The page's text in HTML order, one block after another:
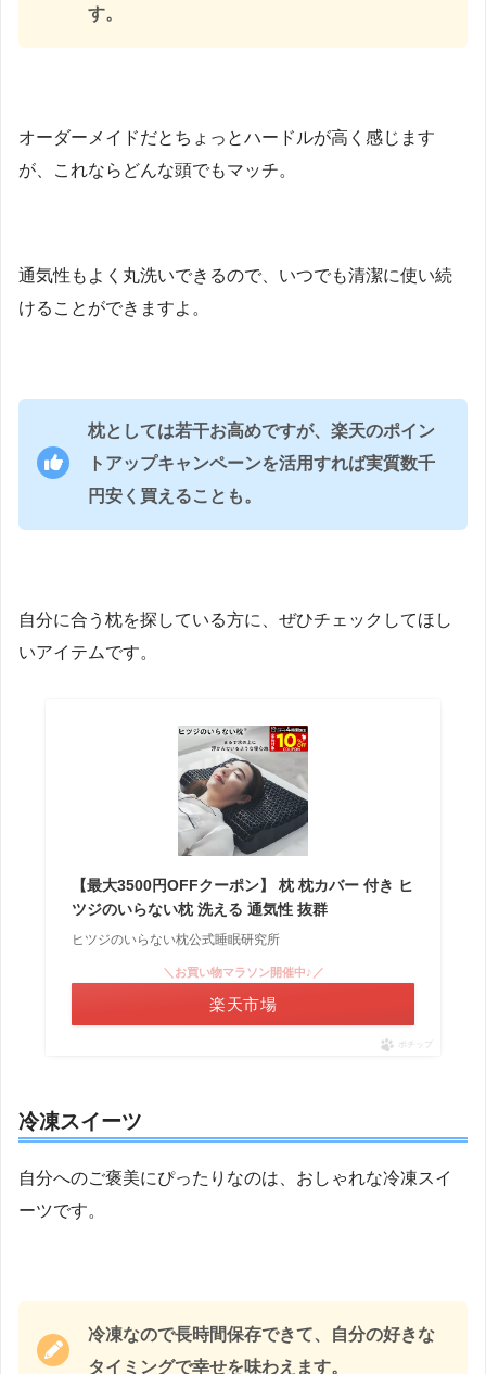
す。
オーダーメイドだとちょっとハードルが高く感じます
が、これならどんな頭でもマッチ。
通気性もよく丸洗いできるので、いつでも清潔に使い続
けることができますよ。
枕としては若干お高めですが、楽天のポイン
トアップキャンペーンを活用すれば実質数千
円安く買えることも。
自分に合う枕を探している方に、ぜひチェックしてほし
いアイテムです。
【最大3500円OFFクーポン】 枕 枕カバー 付き ヒ
ツジのいらない枕 洗える 通気性 抜群
ヒツジのいらない枕公式睡眠研究所
＼お買い物マラソン開催中♪／
楽天市場
ポチップ
冷凍スイーツ
自分へのご褒美にぴったりなのは、おしゃれな冷凍スイ
ーツです。
冷凍なので長時間保存できて、自分の好きな
タイミングで幸せを味わえます。